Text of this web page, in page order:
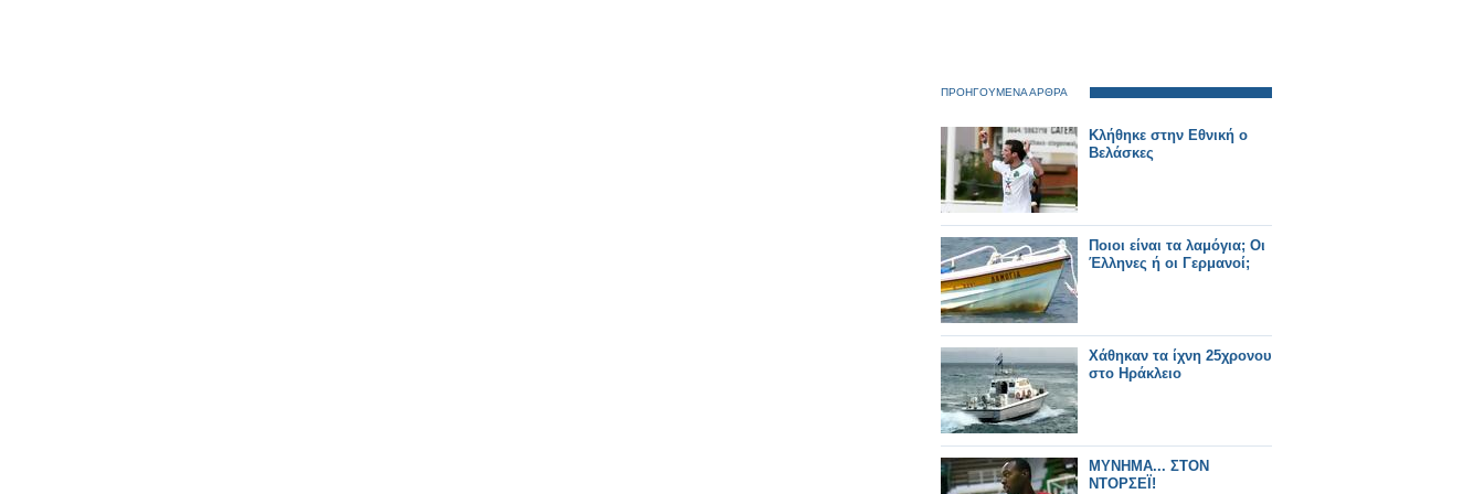
ΠΡΟΗΓΟΥΜΕΝΑ ΑΡΘΡΑ
Κλήθηκε στην Εθνική ο
Βελάσκες
Ποιοι είναι τα λαμόγια; Οι
Έλληνες ή οι Γερμανοί;
Χάθηκαν τα ίχνη 25χρονου
στο Ηράκλειο
ΜΥΝΗΜΑ... ΣΤΟΝ
ΝΤΟΡΣΕΪ!